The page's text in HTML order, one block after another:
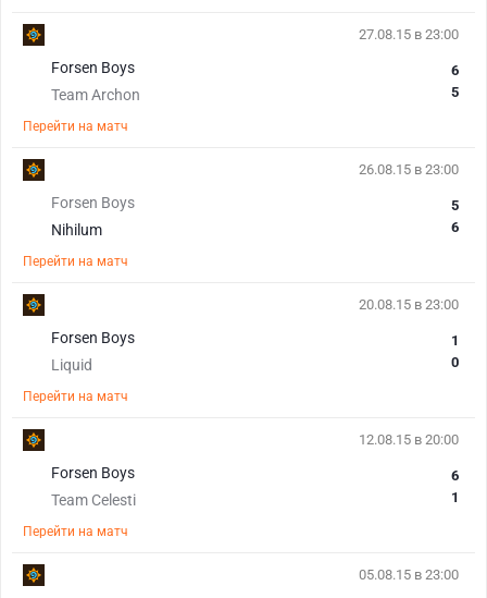
27.08.15 в 23:00
Forsen Boys
Team Archon
6
5
Перейти на матч
26.08.15 в 23:00
Forsen Boys
Nihilum
5
6
Перейти на матч
20.08.15 в 23:00
Forsen Boys
Liquid
1
0
Перейти на матч
12.08.15 в 20:00
Forsen Boys
Team Celesti
6
1
Перейти на матч
05.08.15 в 23:00